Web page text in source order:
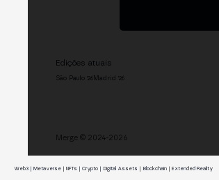
Edições atuais
São Paulo '26 Madrid '26
Merge © 2024-2026
Web3 | Metaverse | NFTs | Crypto | Digital Assets | Blockchain | Extended Reality